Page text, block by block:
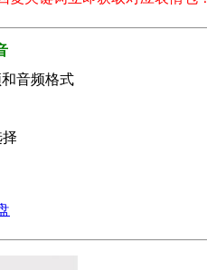
音频格式